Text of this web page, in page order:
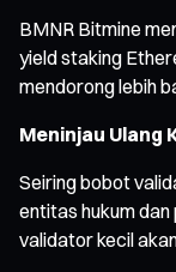
BMNR Bitmine
yield staking
mendorong lebih
Meninjau Ulang
Seiring bobot
entitas hukum
validator kecil